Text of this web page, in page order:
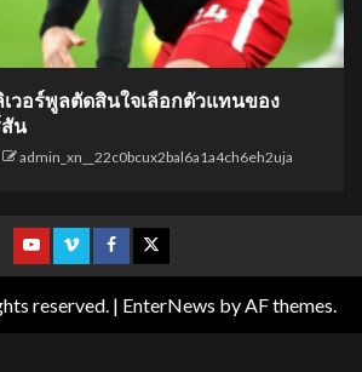
วอร์พูลตัดสินใจเลือกตัวแทนของ
สัน
admin_xn__22c0bcux2bal6a1a4ch6eh2uja
reserved. | EnterNews by AF themes.